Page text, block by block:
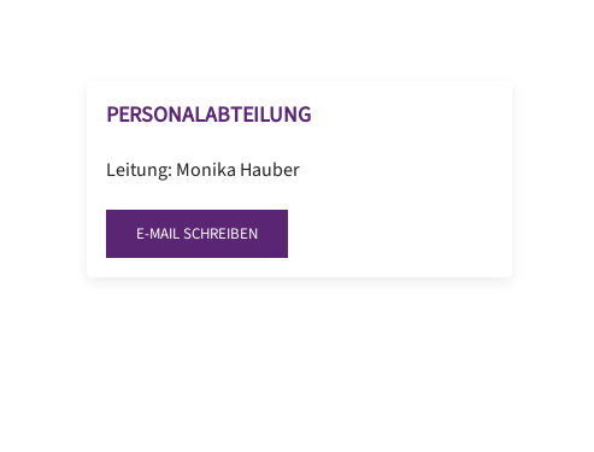
PERSONALABTEILUNG
Leitung: Monika Hauber
E-MAIL SCHREIBEN